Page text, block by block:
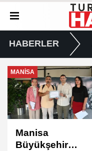
HABERLER
MANİSA
Keli
Mahallesi'nde